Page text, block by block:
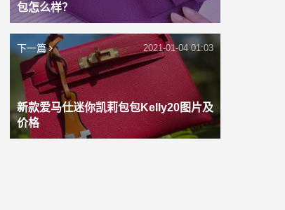
包怎么样？
下一篇
新款爱马仕迷你凯莉包包Kelly20图片及
价格
2021-01-04 01:03